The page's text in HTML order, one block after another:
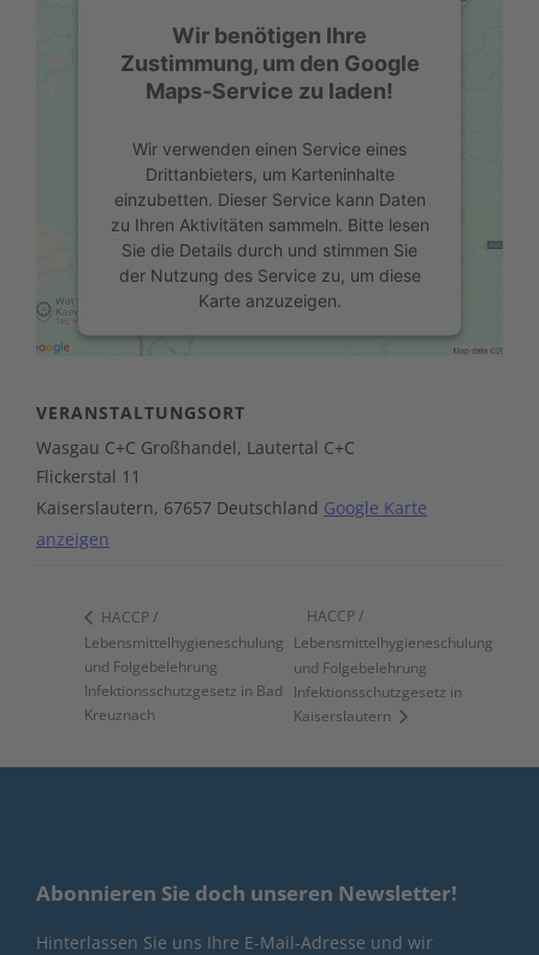
VERANSTALTUNGSORT
Wasgau C+C Großhandel, Lautertal C+C
Flickerstal 11
Kaiserslautern, 67657 Deutschland Google Karte
anzeigen
Wir benötigen Ihre
Zustimmung, um den Google
Maps-Service zu laden!
Wir verwenden einen Service eines
Drittanbieters, um Karteninhalte
einzubetten. Dieser Service kann Daten
zu Ihren Aktivitäten sammeln. Bitte lesen
Sie die Details durch und stimmen Sie
der Nutzung des Service zu, um diese
Karte anzuzeigen.
Mehr Informationen
Akzeptieren
powered by
HACCP /
Lebensmittelhygieneschulung
und Folgebelehrung
Infektionsschutzgesetz in Bad
Kreuznach
HACCP /
Lebensmittelhygieneschulung
und Folgebelehrung
Infektionsschutzgesetz in
Kaiserslautern
Abonnieren Sie doch unseren Newsletter!
Hinterlassen Sie uns Ihre E-Mail-Adresse und wir